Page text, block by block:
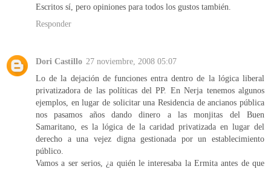
Escritos sí, pero opiniones para todos los gustos también.
Responder
Dori Castillo 27 noviembre, 2008 05:07
Lo de la dejación de funciones entra dentro de la lógica liberal
privatizadora de las políticas del PP. En Nerja tenemos algunos
ejemplos, en lugar de solicitar una Residencia de ancianos pública
nos pasamos años dando dinero a las monjitas del Buen
Samaritano, es la lógica de la caridad privatizada en lugar del
derecho a una vejez digna gestionada por un establecimiento
público.
Vamos a ser serios, ¿a quién le interesaba la Ermita antes de que